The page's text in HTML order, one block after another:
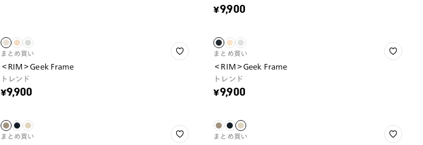
¥9,900
まとめ買い
＜RIM＞Geek Frame
トレンド
¥9,900
まとめ買い
＜RIM＞Geek Frame
トレンド
¥9,900
まとめ買い まとめ買い